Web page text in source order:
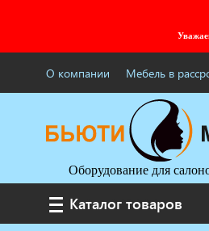
О компании Мебель в
Оборудование для
Каталог товаров
Каталог товаров